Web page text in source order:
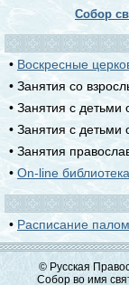
Собор
• Воскресные
• Занятия со
• Занятия с детьми
• Занятия с детьми
• Занятия
• On-line библиотека
• Расписание
© Русская
Собор во имя